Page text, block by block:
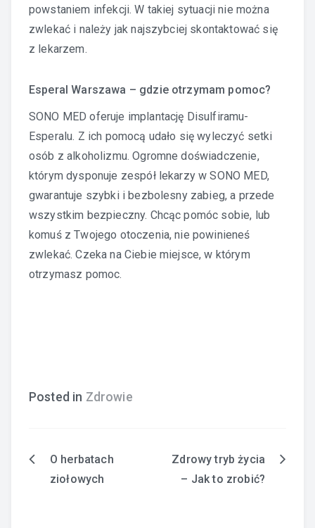
powstaniem infekcji. W takiej sytuacji nie można
zwlekać i należy jak najszybciej skontaktować się
z lekarzem.
Esperal Warszawa – gdzie otrzymam pomoc?
SONO MED oferuje implantację Disulfiramu-
Esperalu. Z ich pomocą udało się wyleczyć setki
osób z alkoholizmu. Ogromne doświadczenie,
którym dysponuje zespół lekarzy w SONO MED,
gwarantuje szybki i bezbolesny zabieg, a przede
wszystkim bezpieczny. Chcąc pomóc sobie, lub
komuś z Twojego otoczenia, nie powinieneś
zwlekać. Czeka na Ciebie miejsce, w którym
otrzymasz pomoc.
Posted in Zdrowie
Nawigacja
O herbatach
ziołowych
Zdrowy tryb życia
– Jak to zrobić?